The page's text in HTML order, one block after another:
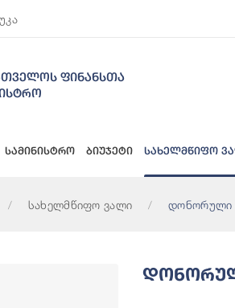
ფინანსთა
სამინისტრო ბიუჯეტი სახელმწიფო
სახელმწიფო ვალი დონორული